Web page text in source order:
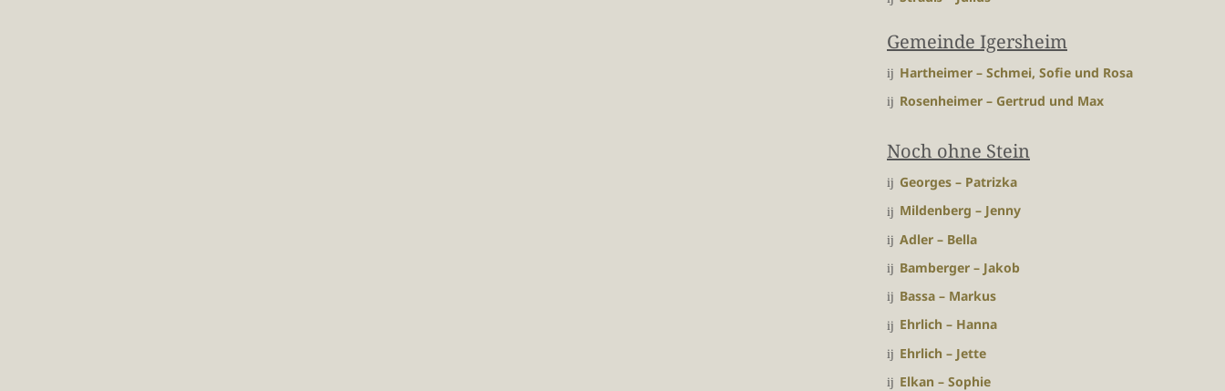
Gemeinde Igersheim
Hartheimer – Schmei, Sofie und Rosa
Rosenheimer – Gertrud und Max
Noch ohne Stein
Georges – Patrizka
Mildenberg – Jenny
Adler – Bella
Bamberger – Jakob
Bassa – Markus
Ehrlich – Hanna
Ehrlich – Jette
Elkan – Sophie